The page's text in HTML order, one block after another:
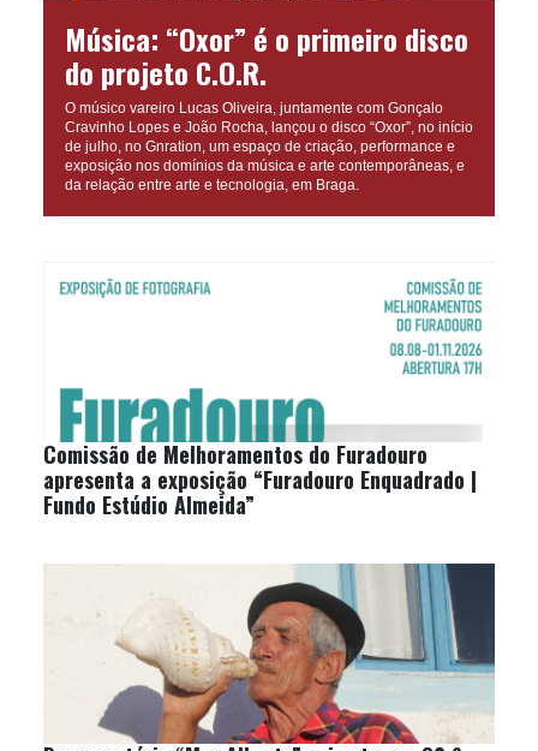
Música: “Oxor” é o primeiro disco
do projeto C.O.R.
O músico vareiro Lucas Oliveira, juntamente com Gonçalo
Cravinho Lopes e João Rocha, lançou o disco “Oxor”, no início
de julho, no Gnration, um espaço de criação, performance e
exposição nos domínios da música e arte contemporâneas, e
da relação entre arte e tecnologia, em Braga.
Comissão de Melhoramentos do Furadouro
apresenta a exposição “Furadouro Enquadrado |
Fundo Estúdio Almeida”